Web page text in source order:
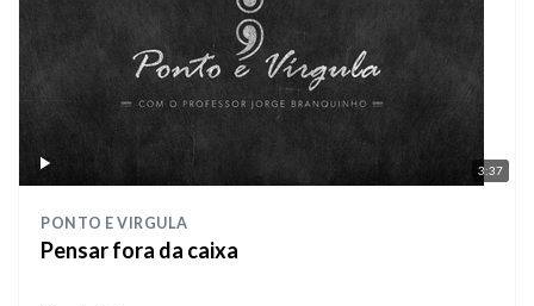
3:37
PONTO E VIRGULA
Pensar fora da caixa